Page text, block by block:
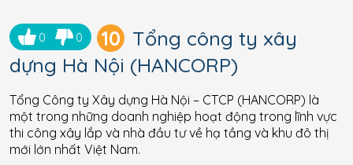
0 0 10 Tổng công ty xây
dựng Hà Nội (HANCORP)
Tổng Công ty Xây dựng Hà Nội – CTCP (HANCORP) là
một trong những doanh nghiệp hoạt động trong lĩnh vực
thi công xây lắp và nhà đầu tư về hạ tầng và khu đô thị
mới lớn nhất Việt Nam.